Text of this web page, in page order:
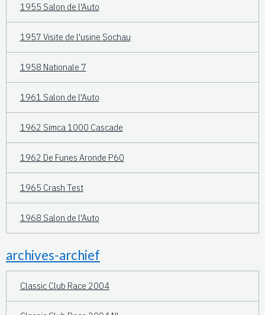
1955 Salon de l'Auto
1957 Visite de l'usine Sochau
1958 Nationale 7
1961 Salon de l'Auto
1962 Simca 1000 Cascade
1962 De Funes Aronde P60
1965 Crash Test
1968 Salon de l'Auto
archives-archief
Classic Club Race 2004